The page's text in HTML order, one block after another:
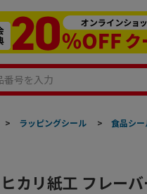
> ラッピングシール > 食品シー
ヒカリ紙工 フレー